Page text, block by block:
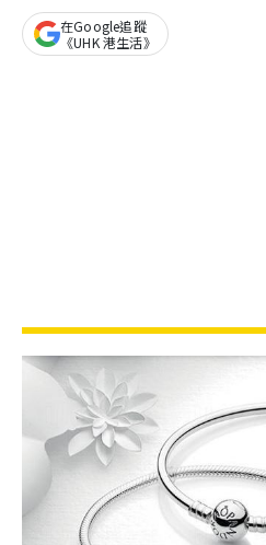
在Google追蹤
《UHK 港生活》